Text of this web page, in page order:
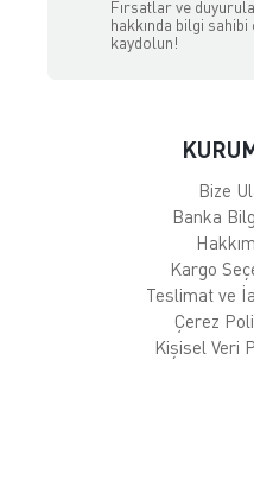
Fırsatlar ve
hakkında bilgi
kaydolun!
Bize
Banka
Kargo
Teslimat ve
Çerez
Kişisel Veri